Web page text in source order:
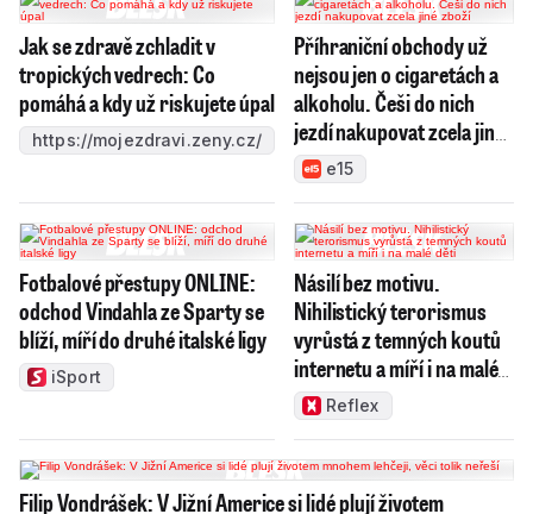
Jak se zdravě zchladit v
tropických vedrech: Co
pomáhá a kdy už riskujete úpal
https://mojezdravi.zeny.cz/
Příhraniční obchody už
nejsou jen o cigaretách a
alkoholu. Češi do nich
jezdí nakupovat zcela jiné
zbožíe15
Fotbalové přestupy ONLINE:
odchod Vindahla ze Sparty se
blíží, míří do druhé italské ligy
iSport
Násilí bez motivu.
Nihilistický terorismus
vyrůstá z temných koutů
internetu a míří i na malé
dětiReflex
Filip Vondrášek: V Jižní Americe si lidé plují životem